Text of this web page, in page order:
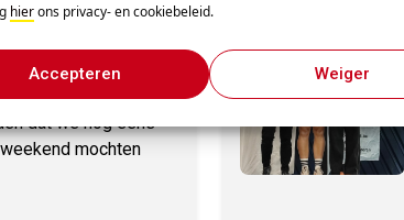
hierons privacy- en cookiebeleid.
Accepteren Weiger
– 18
dat we nog eens
mochten